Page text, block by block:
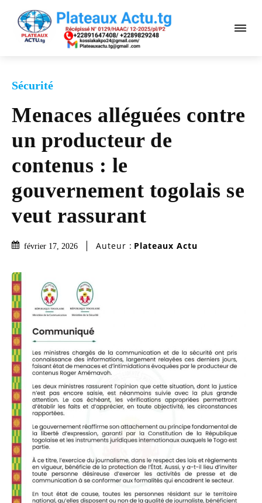
Sécurité
Menaces alléguées contre
un producteur de
contenus : le
gouvernement togolais se
veut rassurant
février 17, 2026 Auteur : Plateaux Actu